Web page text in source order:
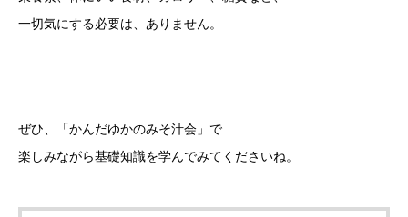
一切気にする必要は、ありません。
ぜひ、「かんだゆかのみそ汁会」で
楽しみながら基礎知識を学んでみてくださいね。